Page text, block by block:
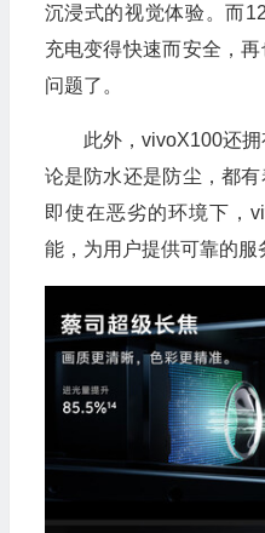
沉浸式的视觉体验。而
充电变得快速而安全，
问题了。
此外，vivoX100还
论是防水还是防尘，都
即使在恶劣的环境下，
能，为用户提供可靠的服